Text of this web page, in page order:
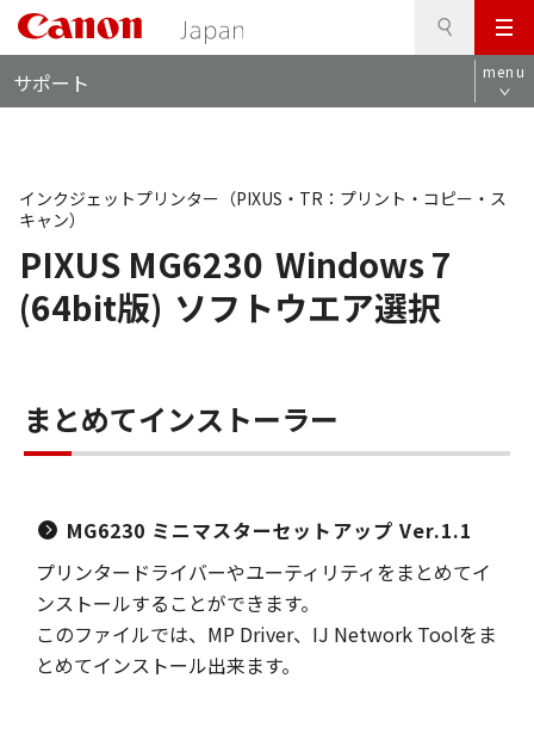
メ
ニ
ュ
サポート menu
PIXUS MG6230 Windows 7
(64bit版) ソフトウエア選択
インクジェットプリンター（PIXUS・TR：プリント・コピー・ス
キャン）
まとめてインストーラー
MG6230 ミニマスターセットアップ Ver.1.1
プリンタードライバーやユーティリティをまとめてイ
ンストールすることができます。
このファイルでは、MP Driver、IJ Network Toolをま
とめてインストール出来ます。